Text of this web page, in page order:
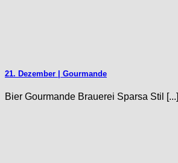
21. Dezember | Gourmande
Bier Gourmande Brauerei Sparsa Stil [...]